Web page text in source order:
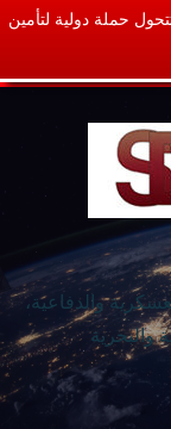
حملة دولية لتأمين
والدفاعية،
والبحرية